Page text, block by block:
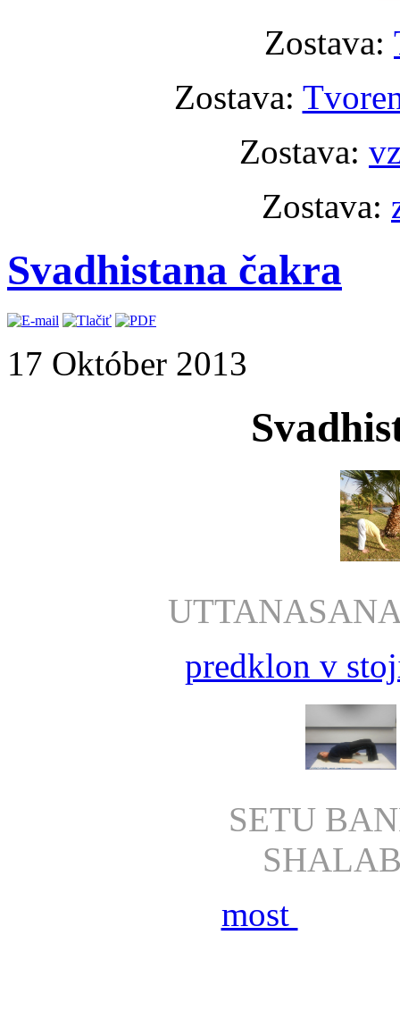
Zostava:
Zostava:
Zostava:
Zostava:
Svadhistana čakra
17 Október 2013
predklon v
SETU
most